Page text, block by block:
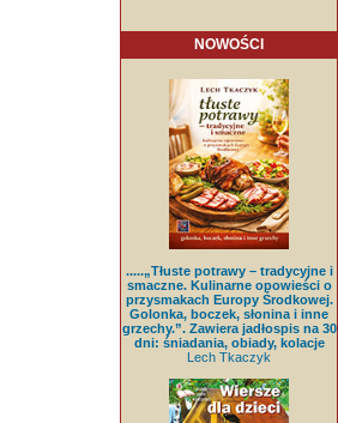
NOWOŚCI
.....„Tłuste potrawy – tradycyjne i
smaczne. Kulinarne opowieści o
przysmakach Europy Środkowej.
Golonka, boczek, słonina i inne
grzechy.”. Zawiera jadłospis na 30
dni: śniadania, obiady, kolacje
Lech Tkaczyk